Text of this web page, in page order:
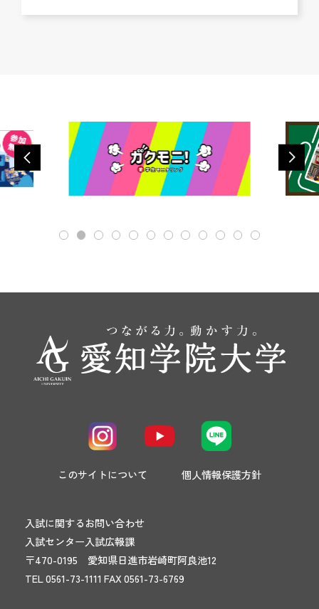
このサイトについて 個人情報保護方針
入試に関するお問い合わせ
入試センター入試広報課
〒470-0195 愛知県日進市岩崎町阿良池12
TEL 0561-73-1111 FAX 0561-73-6769